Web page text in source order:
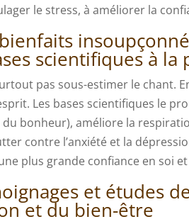
le stress, à améliorer la
scientifiques à la
pas sous-estimer le chant.
Les bases scientifiques le
bonheur), améliore la
contre l’anxiété et la
plus grande confiance en soi
et études
et du bien-être